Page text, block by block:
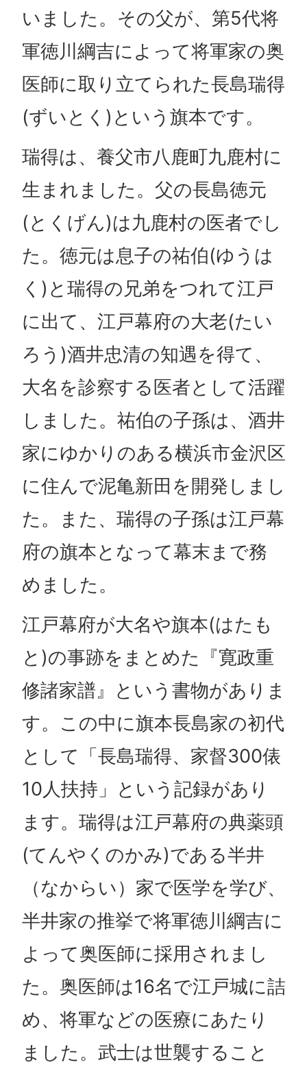
いました。その父が、第5代将
軍徳川綱吉によって将軍家の奥
医師に取り立てられた長島瑞得
(ずいとく)という旗本です。
瑞得は、養父市八鹿町九鹿村に
生まれました。父の長島徳元
(とくげん)は九鹿村の医者でし
た。徳元は息子の祐伯(ゆうは
く)と瑞得の兄弟をつれて江戸
に出て、江戸幕府の大老(たい
ろう)酒井忠清の知遇を得て、
大名を診察する医者として活躍
しました。祐伯の子孫は、酒井
家にゆかりのある横浜市金沢区
に住んで泥亀新田を開発しまし
た。また、瑞得の子孫は江戸幕
府の旗本となって幕末まで務
めました。
江戸幕府が大名や旗本(はたも
と)の事跡をまとめた『寛政重
修諸家譜』という書物がありま
す。この中に旗本長島家の初代
として「長島瑞得、家督300俵
10人扶持」という記録があり
ます。瑞得は江戸幕府の典薬頭
(てんやくのかみ)である半井
（なからい）家で医学を学び、
半井家の推挙で将軍徳川綱吉に
よって奥医師に採用されまし
た。奥医師は16名で江戸城に詰
め、将軍などの医療にあたり
ました。武士は世襲すること